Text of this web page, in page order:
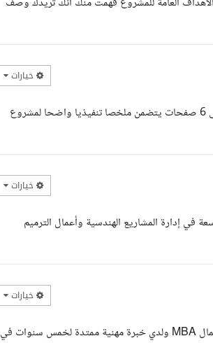
خيارات
السلام عليكم، يسعدني تنفيذ المطلوب من خلال إعداد ملف Word مختصر ومنظم من 4 إلى 6 صفحات يتضمن ملخصا تنفيذيا واضحا لمشروع
خيارات
إدارة المشاريع الهندسية وأعمال الترميم
خيارات
السلام عليكم أستاذة ابرار أعرفك بنفسي أنا لبنى مستشارة أعمال وطالبة ماجستير إدارة أعمال MBA ولدي خبرة مهنية ممتدة لخمس سنوات في